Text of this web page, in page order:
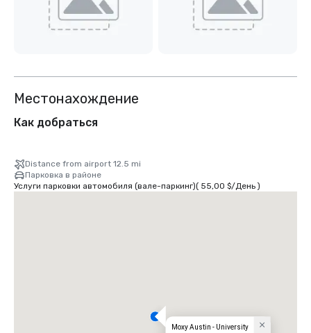
Местонахождение
Как добраться
Distance from airport 12.5 mi
Парковка в районе
Услуги парковки автомобиля (вале-паркинг)( 55,00 $/День)
Moxy Austin - University